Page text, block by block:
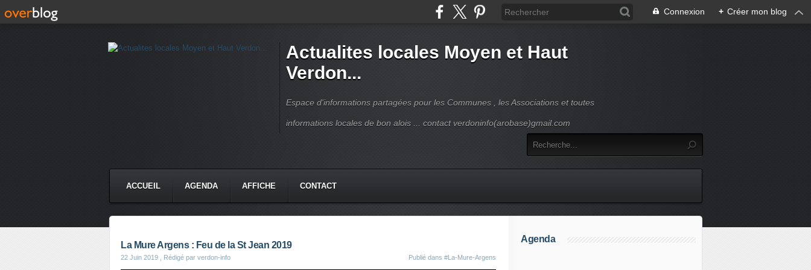
Connexion + Créer mon blog
Actualites locales Moyen et Haut
Verdon...
Espace d'informations partagées pour les Communes , les Associations et toutes
informations locales de bon alois ... contact verdoninfo(arobase)gmail.com
ACCUEIL AGENDA AFFICHE CONTACT
La Mure Argens : Feu de la St Jean 2019
22 Juin 2019 , Rédigé par verdon-info Publié dans #La-Mure-Argens
Agenda